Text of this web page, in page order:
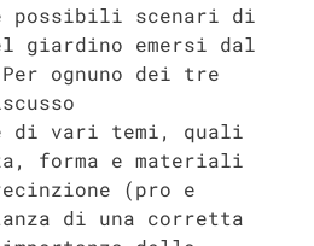
scenari di
giardino emersi dal
ognuno dei tre
di vari temi, quali
forma e materiali
(pro e
di una corretta